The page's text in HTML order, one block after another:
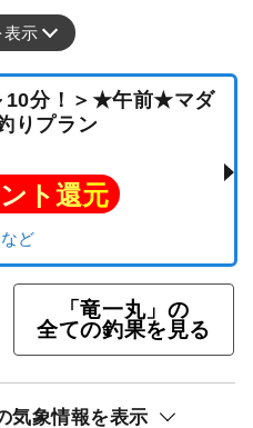
表示
10分！＞★午前★マダ
りプラン
ト還元
「竜一丸」の
全ての釣果を見る
気象情報を表示